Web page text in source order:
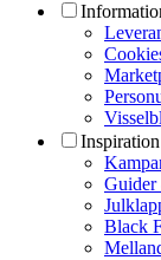
Inspiration
Guider
Black